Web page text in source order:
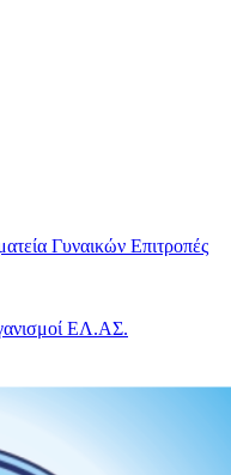
Γυναικών Επιτροπές
ΕΛ.ΑΣ.